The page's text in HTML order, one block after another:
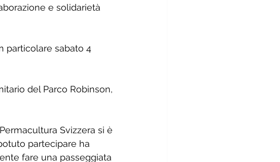
e solidarietà
particolare sabato 4
del Parco Robinson,
Svizzera si è
partecipare ha
fare una passeggiata